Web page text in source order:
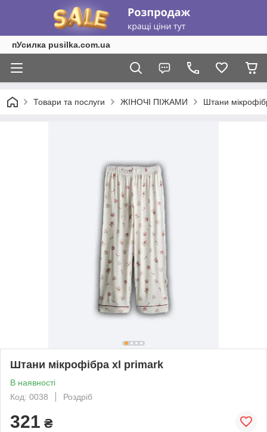
пУсилка pusilka.com.ua
Товари та послуги ЖІНОЧІ ПІЖАМИ Штани
Штани мікрофібра xl primark
В наявності
Код: 0038
Роздріб
321 ₴